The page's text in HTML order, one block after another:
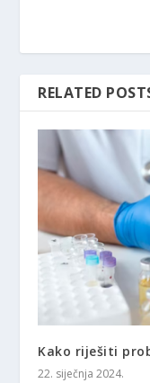
RELATED
Kako riješiti
22. siječnja 2024.